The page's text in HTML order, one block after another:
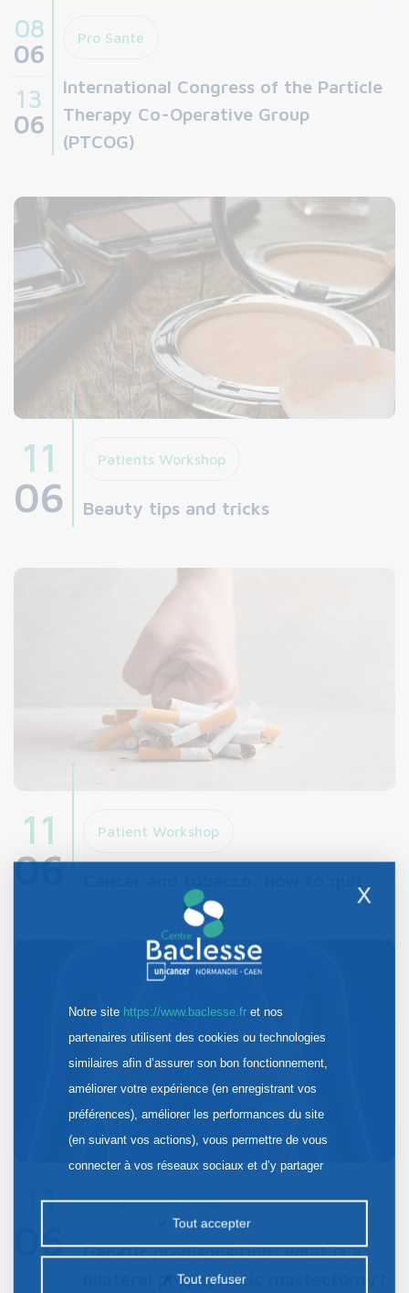
08
06
13
06
Pro Santé
International Congress of the Particle
Therapy Co-Operative Group
(PTCOG)
11
06
Patients Workshop
Beauty tips and tricks
11
06
Patient Workshop
11
06
Patient Workshop
Genetic predisposition: what is a
bilateral prophylactic mastectomy?
X
Notre site https://www.baclesse.fret nos
partenaires utilisent des cookies ou technologies
similaires afin d’assurer son bon fonctionnement,
améliorer votre expérience (en enregistrant vos
préférences), améliorer les performances du site
(en suivant vos actions), vous permettre de vous
connecter à vos réseaux sociaux et d’y partager
la publicité personnalisée sur notre site ou ceux de
nos partenaires. Certains traceurs non classés
Tout accepter
Tout refuser